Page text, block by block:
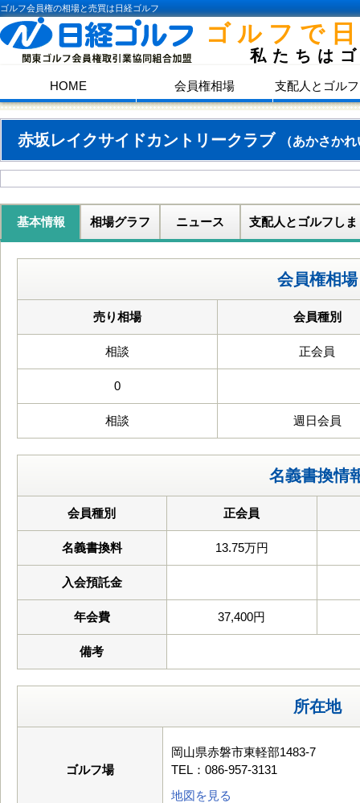
ゴルフ会員権の相場と売買は日経ゴルフ
ゴルフで
私たちは
HOME 会員権相場 支配人とゴル
赤坂レイクサイドカントリークラブ （あかさか
基本情報 相場グラフ ニュース 支配人とゴルフしま
会員権相場
売り相場 会員種別
相談 正会員
0
相談 週日会員
名義書換情
会員種別 正会員
名義書換料 13.75万円
入会預託金
年会費 37,400円
備考
所在地
ゴルフ場
岡山県赤磐市東軽部1483-7
TEL：086-957-3131
地図を見る